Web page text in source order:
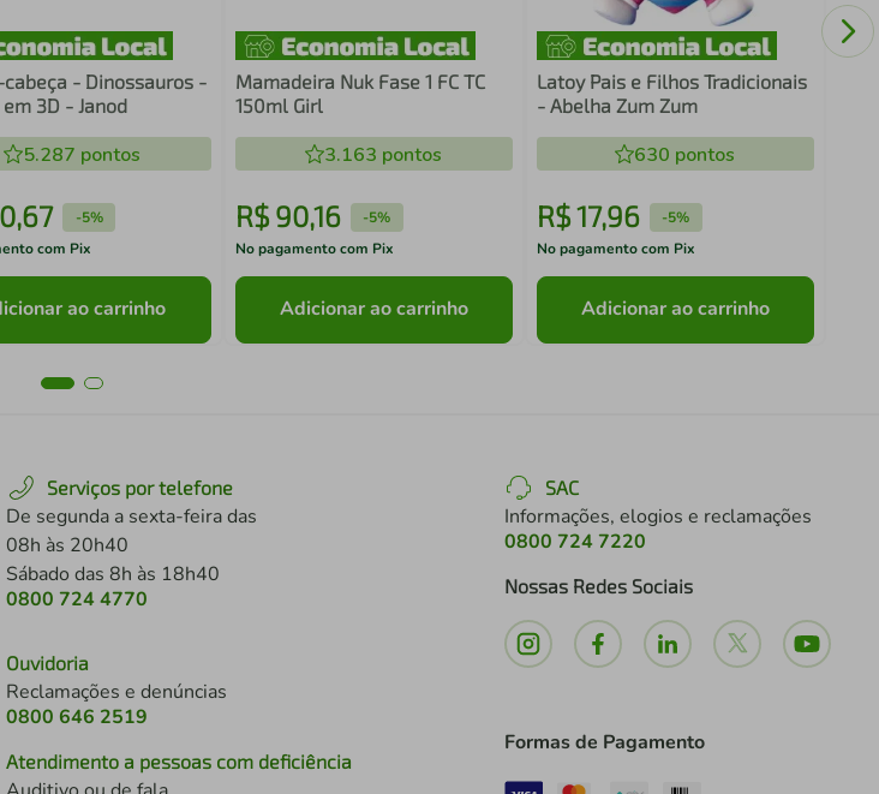
cabeça - Dinossauros -
3D - Janod
5.287 pontos
,67 -5%
com Pix
ao carrinho
Mamadeira Nuk Fase 1 FC TC
150ml Girl
3.163 pontos
R$ 90,16 -5%
No pagamento com Pix
Adicionar ao carrinho
Latoy Pais e Filhos Tradicionais
- Abelha Zum Zum
630 pontos
R$17,96 -5%
No pagamento com Pix
Adicionar ao carrinho
Serviços por telefone
De segunda a sexta-feira das
08h às 20h40
Sábado das 8h às 18h40
0800 724 4770
Ouvidoria
Reclamações e denúncias
0800 646 2519
Atendimento a pessoas com deficiência
SAC
Informações, elogios e reclamações
0800 724 7220
Nossas Redes Sociais
Formas de Pagamento